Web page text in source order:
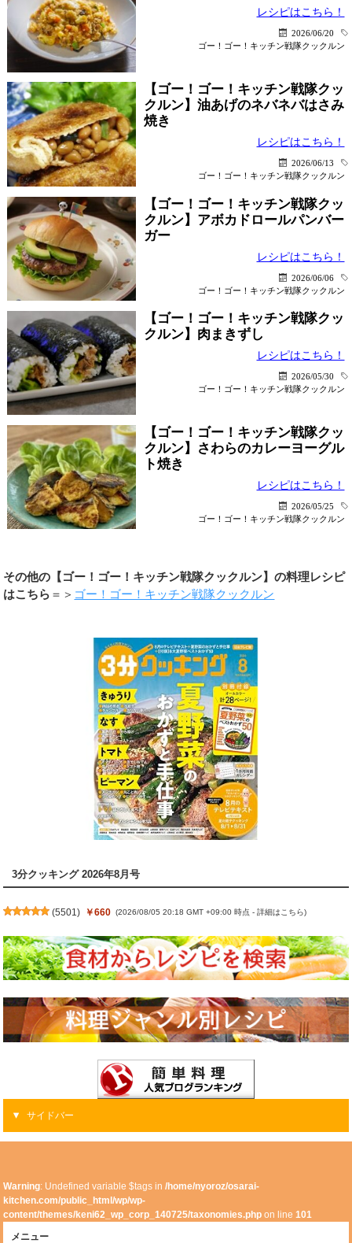
レシピはこちら！
2026/06/20
ゴー！ゴー！キッチン戦隊クックルン
【ゴー！ゴー！キッチン戦隊クッ
クルン】油あげのネバネバはさみ
焼き
レシピはこちら！
2026/06/13
ゴー！ゴー！キッチン戦隊クックルン
【ゴー！ゴー！キッチン戦隊クッ
クルン】アボカドロールパンバー
ガー
レシピはこちら！
2026/06/06
ゴー！ゴー！キッチン戦隊クックルン
【ゴー！ゴー！キッチン戦隊クッ
クルン】肉まきずし
レシピはこちら！
2026/05/30
ゴー！ゴー！キッチン戦隊クックルン
【ゴー！ゴー！キッチン戦隊クッ
クルン】さわらのカレーヨーグル
ト焼き
レシピはこちら！
2026/05/25
ゴー！ゴー！キッチン戦隊クックルン
その他の【ゴー！ゴー！キッチン戦隊クックルン】の料理レシピ
はこちら ＝＞ ゴー！ゴー！キッチン戦隊クックルン
3分クッキング 2026年8月号
(5501 ) ￥660 (2026/08/05 20:18 GMT +09:00 時点 -詳細はこちら)
サイドバー
Warning: Undefined variable $tags in/home/nyoroz/osarai-
kitchen.com/public_html/wp/wp-
content/themes/keni62_wp_corp_140725/taxonomies.php on line101
メニュー